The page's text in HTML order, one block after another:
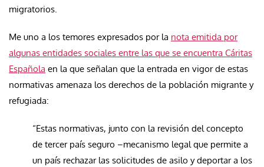
migratorios.
Me uno a los temores expresados por la nota emitida por
algunas entidades sociales entre las que se encuentra Cáritas
Española en la que señalan que la entrada en vigor de estas
normativas amenaza los derechos de la población migrante y
refugiada:
“Estas normativas, junto con la revisión del concepto
de tercer país seguro –mecanismo legal que permite a
un país rechazar las solicitudes de asilo y deportar a los